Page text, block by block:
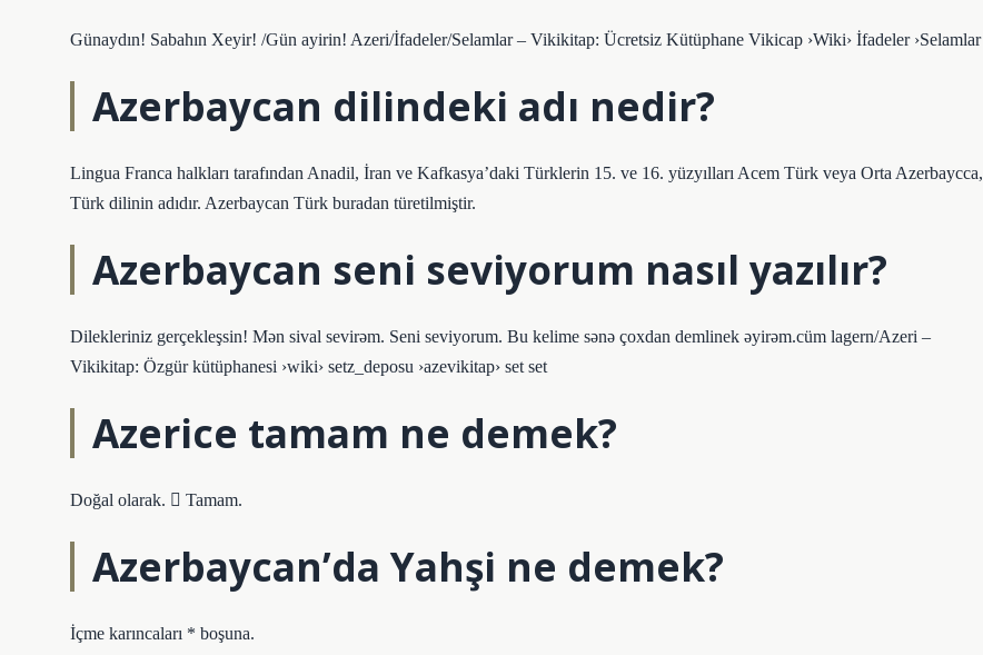
Günaydın! Sabahın Xeyir! /Gün ayirin! Azeri/İfadeler/Selamlar – Vikikitap: Ücretsiz Kütüphane Vikicap ›Wiki› İfadeler ›Selamlar
Azerbaycan dilindeki adı nedir?
Lingua Franca halkları tarafından Anadil, İran ve Kafkasya’daki Türklerin 15. ve 16. yüzyılları Acem Türk veya Orta Azerbaycca,
Türk dilinin adıdır. Azerbaycan Türk buradan türetilmiştir.
Azerbaycan seni seviyorum nasıl yazılır?
Dilekleriniz gerçekleşsin! Mən sival sevirəm. Seni seviyorum. Bu kelime sənə çoxdan demlinek əyirəm.cüm lagern/Azeri –
Vikikitap: Özgür kütüphanesi ›wiki› setz_deposu ›azevikitap› set set
Azerice tamam ne demek?
Doğal olarak.  Tamam.
Azerbaycan’da Yahşi ne demek?
İçme karıncaları * boşuna.